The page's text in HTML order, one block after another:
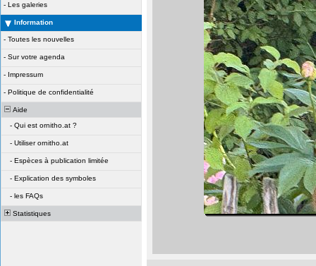
- Les galeries
Information
- Toutes les nouvelles
- Sur votre agenda
- Impressum
- Politique de confidentialité
Aide
- Qui est ornitho.at ?
- Utiliser ornitho.at
- Espèces à publication limitée
- Explication des symboles
- les FAQs
Statistiques